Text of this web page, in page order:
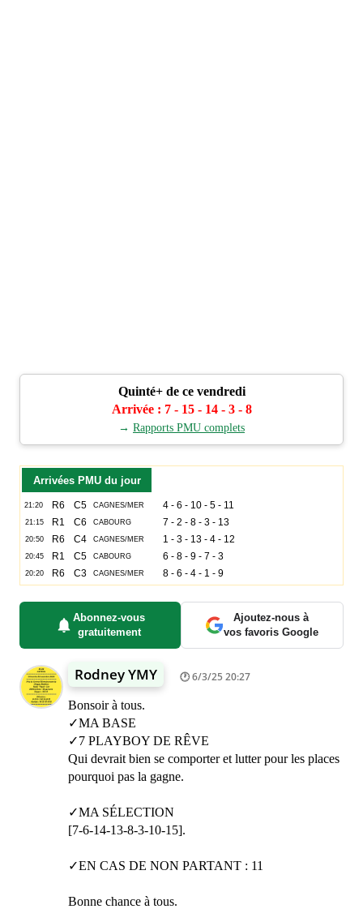
Quinté+ de ce vendredi
Arrivée : 7 - 15 - 14 - 3 - 8
→ Rapports PMU complets
Arrivées PMU du jour
Abonnez-vous
gratuitement
Ajoutez-nous à
vos favoris Google
Rodney YMY 6/3/25 20:27
Bonsoir à tous.
✓MA BASE
✓7 PLAYBOY DE RÊVE
Qui devrait bien se comporter et lutter pour les places
pourquoi pas la gagne.
✓MA SÉLECTION
[7-6-14-13-8-3-10-15].
✓EN CAS DE NON PARTANT : 11
Bonne chance à tous.